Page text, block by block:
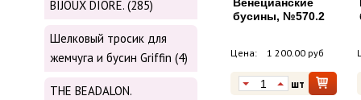
BIJOUX DIORE. (285)
Шелковый тросик для
жемчуга и бусин Griffin (4)
THE BEADALON.
бусины, №570.2
Цена: 1 200.00 руб
шт